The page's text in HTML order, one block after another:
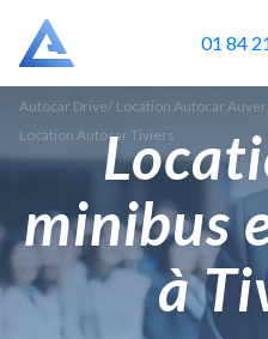
01 84
Autocar Drive/ Location Autocar
Location Autocar Tiviers
minibus
à